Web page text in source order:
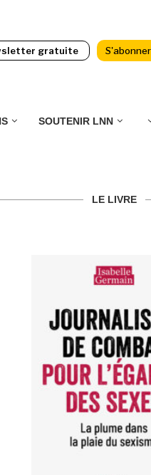
gratuite S'abonner
SOUTENIR LNN
LE LIVRE